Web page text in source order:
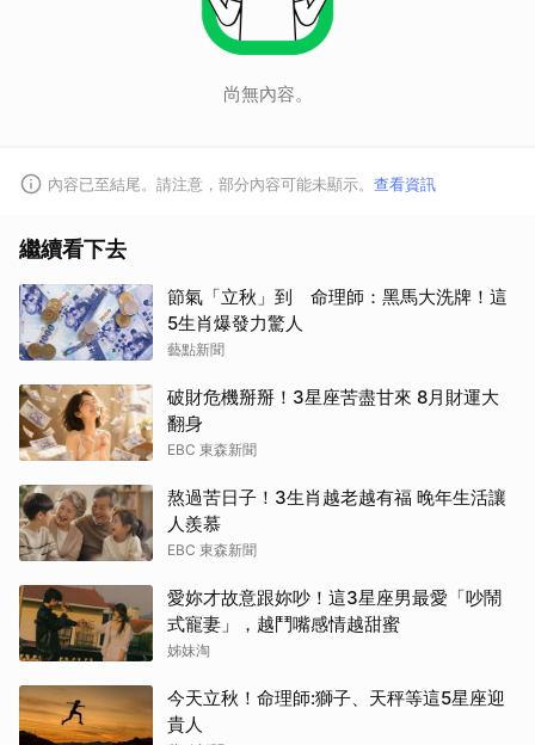
尚無內容。
內容已至結尾。請注意，部分內容可能未顯示。 查看資訊
繼續看下去
節氣「立秋」到 命理師：黑馬大洗牌！這
5生肖爆發力驚人
藝點新聞
破財危機掰掰！3星座苦盡甘來 8月財運大
翻身
EBC 東森新聞
熬過苦日子！3生肖越老越有福 晚年生活讓
人羨慕
EBC 東森新聞
愛妳才故意跟妳吵！這3星座男最愛「吵鬧
式寵妻」，越鬥嘴感情越甜蜜
姊妹淘
今天立秋！命理師:獅子、天秤等這5星座迎
貴人